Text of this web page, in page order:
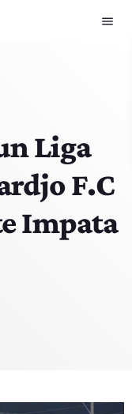
menu
Liga
F.C
Impata